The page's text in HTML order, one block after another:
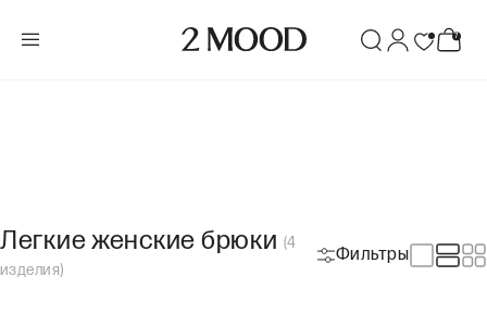
Легкие женские брюки (4
изделия)
Фильтры